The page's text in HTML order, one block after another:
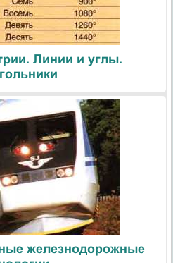
Линии и углы.
железнодорожные